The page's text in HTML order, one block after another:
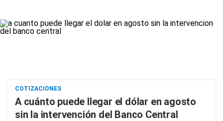
COTIZACIONES
A cuánto puede llegar el dólar en agosto
sin la intervención del Banco Central